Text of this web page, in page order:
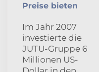
Preise bieten
Im Jahr 2007
investierte die
JUTU-Gruppe 6
Millionen US-